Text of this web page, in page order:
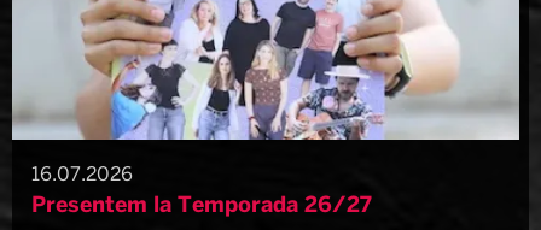
16.07.2026
Presentem la Temporada 26/27